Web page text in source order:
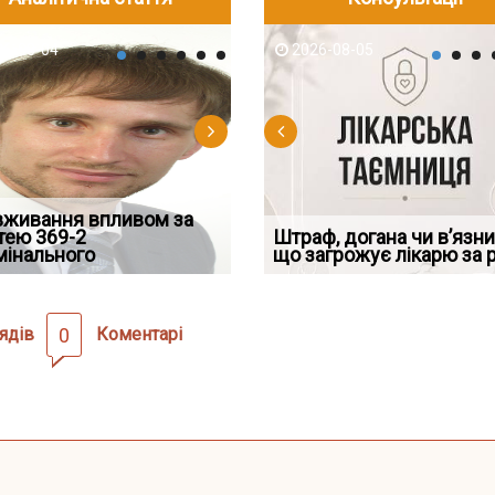
командира
частини за ігн
2026-08-05
Чоловік помер, але позика
залишилася: як фраза «на
08-04
впливом за
369-2
2026-08-04
Переоформлення
відстрочки за іншою
підставою: нов
2026-07-23
під час
стану: як діяти
2026-08-05
Штраф, догана чи
що загрожує лікарю за
2026-07-30
При зарахуванні в
покарання днів
0 Коментарі